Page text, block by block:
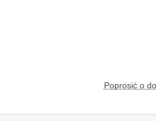
Poprosić o